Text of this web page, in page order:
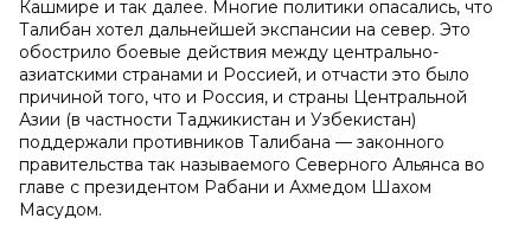
Кашмире и так далее. Многие политики опасались, что
Талибан хотел дальнейшей экспансии на север. Это
обострило боевые действия между центрально-
азиатскими странами и Россией, и отчасти это было
причиной того, что и Россия, и страны Центральной
Азии (в частности Таджикистан и Узбекистан)
поддержали противников Талибана — законного
правительства так называемого Северного Альянса во
главе с президентом Рабани и Ахмедом Шахом
Масудом.